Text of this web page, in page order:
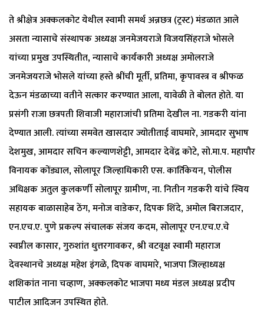
ते श्रीक्षेत्र अक्कलकोट येथील स्वामी समर्थ अन्नछत्र (ट्रस्ट) मंडळात आले
असता न्यासाचे संस्थापक अध्यक्ष जनमेजयराजे विजयसिंहराजे भोसले
यांच्या प्रमुख उपस्थितीत, न्यासाचे कार्यकारी अध्यक्ष अमोलराजे
जनमेजयराजे भोसले यांच्या हस्ते श्रींची मूर्ती, प्रतिमा, कृपावस्त्र व श्रीफळ
देऊन मंडळाच्या वतीने सत्कार करण्यात आला, यावेळी ते बोलत होते. या
प्रसंगी राजा छत्रपती शिवाजी महाराजांची प्रतिमा देखील ना. गडकरी यांना
देण्यात आली. त्यांच्या समवेत खासदार ज्योतीताई वाघमारे, आमदार सुभाष
देशमुख, आमदार सचिन कल्याणशेट्टी, आमदार देवेंद्र कोटे, सो.मा.प. महापौर
विनायक कोंड्याल, सोलापूर जिल्हाधिकारी एस. कार्तिकेयन, पोलीस
अधिक्षक अतुल कुलकर्णी सोलापूर ग्रामीण, ना. नितीन गडकरी यांचे स्विय
सहायक बाळासाहेब ठेंग, मनोज वाडेकर, दिपक शिंदे, अमोल बिराजदार,
एन.एच.ए. पुणे प्रकल्प संचालक संजय कदम, सोलापूर एन.एच.ए.चे
स्वप्नील कासार, गुरुशांत धुत्तरगावकर, श्री वटवृक्ष स्वामी महाराज
देवस्थानचे अध्यक्ष महेश इंगळे, दिपक वाघमारे, भाजपा जिल्हाध्यक्ष
शशिकांत नाना चव्हाण, अक्कलकोट भाजपा मध्य मंडल अध्यक्ष प्रदीप
पाटील आदिजन उपस्थित होते.